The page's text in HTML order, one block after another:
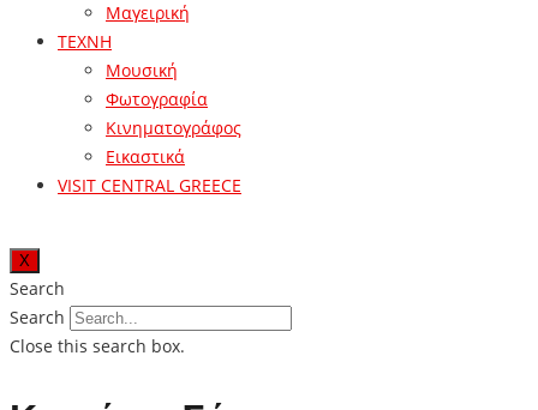
Μαγειρική
ΤΕΧΝΗ
Μουσική
Φωτογραφία
Κινηματογράφος
Εικαστικά
VISIT CENTRAL GREECE
X
Search
Search
Close this search box.